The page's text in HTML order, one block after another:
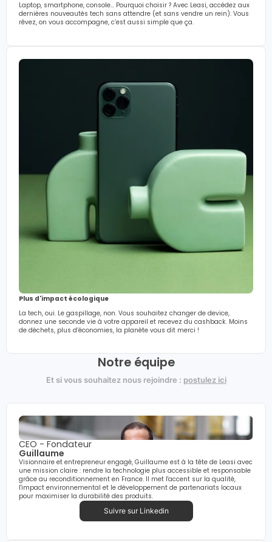
Laptop, smartphone, console… Pourquoi choisir ? Avec Leasi, accédez aux
dernières nouveautés tech sans attendre (et sans vendre un rein). Vous
rêvez, on vous accompagne, c’est aussi simple que ça.
Plus d'impact écologique
La tech, oui. Le gaspillage, non. Vous souhaitez changer de device,
donnez une seconde vie à votre appareil et recevez du cashback. Moins
de déchets, plus d’économies, la planète vous dit merci !
Notre équipe
Et si vous souhaitez nous rejoindre : postulez ici
CEO - Fondateur
Guillaume
Visionnaire et entrepreneur engagé, Guillaume est à la tête de Leasi avec
une mission claire : rendre la technologie plus accessible et responsable
grâce au reconditionnement en France. Il met l'accent sur la qualité,
l'impact environnemental et le développement de partenariats locaux
pour maximiser la durabilité des produits.
Suivre sur Linkedin